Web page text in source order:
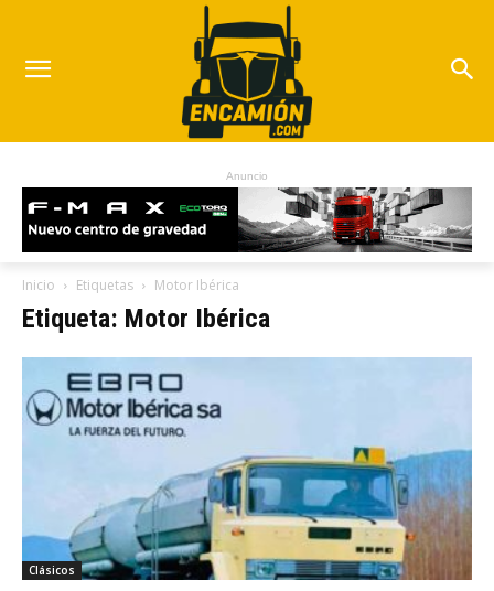
Anuncio
Inicio Etiquetas Motor Ibérica
Etiqueta: Motor Ibérica
Clásicos